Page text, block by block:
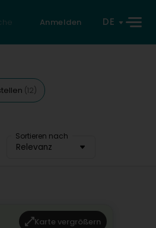
Anmelden DE
(12)
Sortieren nach
Relevanz
Karte vergrößern